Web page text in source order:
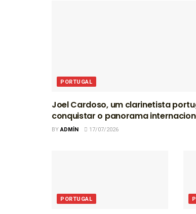
PORTUGAL
Joel Cardoso, um clarinetista
conquistar o panorama
BYADMIN 17/07/2026
PORTUGAL